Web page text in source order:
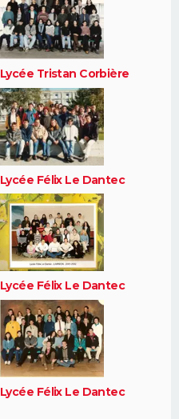
Lycée Tristan Corbière
Lycée Félix Le Dantec
Lycée Félix Le Dantec
Lycée Félix Le Dantec